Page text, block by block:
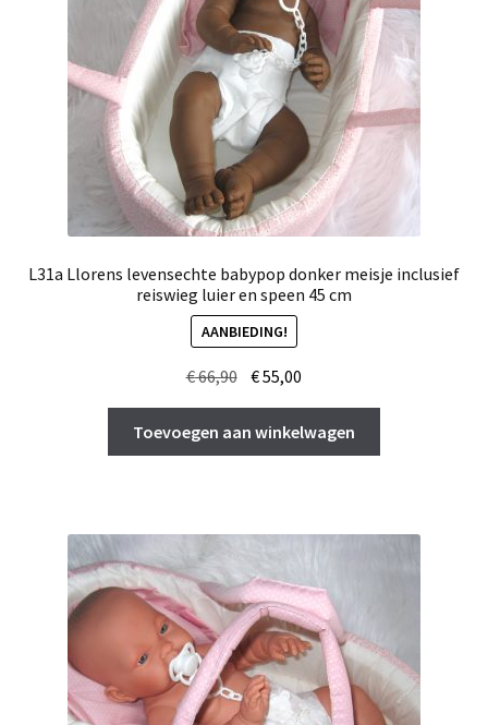
L31a Llorens levensechte babypop donker meisje inclusief
reiswieg luier en speen 45 cm
AANBIEDING!
€66,90 Oorspronkelijke
was:
€ 66,90.
€55,00
is:
€ 55,00.
Toevoegen aan winkelwagen